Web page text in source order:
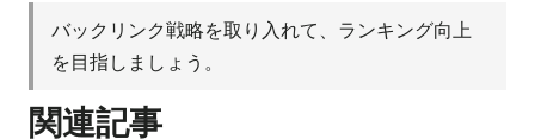
バックリンク戦略を取り入れて、ランキング向上
を目指しましょう。
関連記事